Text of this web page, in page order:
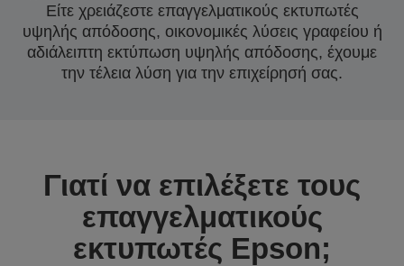
Είτε χρειάζεστε επαγγελματικούς εκτυπωτές
υψηλής απόδοσης, οικονομικές λύσεις γραφείου ή
αδιάλειπτη εκτύπωση υψηλής απόδοσης, έχουμε
την τέλεια λύση για την επιχείρησή σας.
Γιατί να επιλέξετε τους
επαγγελματικούς
εκτυπωτές Epson;